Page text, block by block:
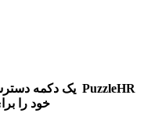
PuzzleHR یک دکمه
خود را